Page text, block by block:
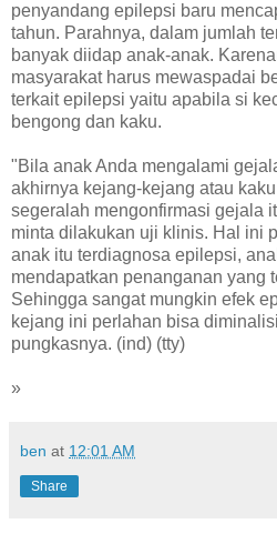
penyandang epilepsi baru
tahun. Parahnya, dalam jumlah
banyak diidap anak-anak.
masyarakat harus mewaspadai
terkait epilepsi yaitu apabila si
bengong dan kaku.
"Bila anak Anda mengalami
akhirnya kejang-kejang atau
segeralah mengonfirmasi gejala
minta dilakukan uji klinis. Hal ini
anak itu terdiagnosa epilepsi,
mendapatkan penanganan yang
Sehingga sangat mungkin efek
kejang ini perlahan bisa
pungkasnya. (ind) (tty)
»
ben at 12:01 AM
Share